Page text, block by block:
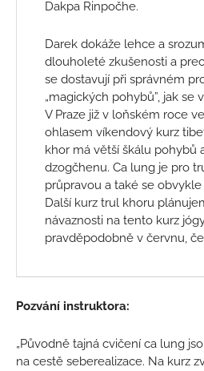
Dakpa Rinpočhe.
Darek dokáže lehce a
dlouholeté zkušenosti a
se dostavují při správném
„magických pohybů”, jak se
V Praze již v loňském roce
ohlasem víkendový kurz
khor má větší škálu pohybů
dzogčhenu. Ca lung je pro
průpravou a také se
Další kurz trul khoru
návaznosti na tento kurz
pravděpodobně v červnu,
Pozvání instruktora:
„Původně tajná cvičení ca lung
na cestě seberealizace. Na kurz